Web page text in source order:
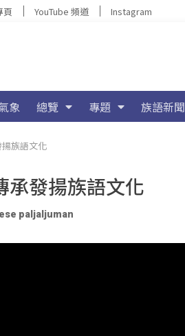
頁 YouTube 頻道 Instagram
象 總覽 專題 族語新聞
族語文化
承發揚族語文化
paljaljuman